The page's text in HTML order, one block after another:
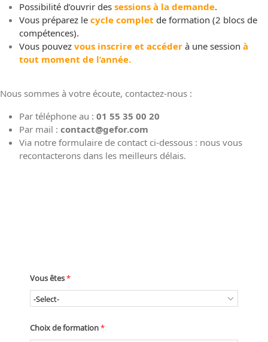
Possibilité d’ouvrir des sessions à la demande.
Vous préparez le cycle complet de formation (2 blocs de
compétences).
Vous pouvez vous inscrire et accéder à une session à
tout moment de l’année.
Nous sommes à votre écoute, contactez-nous :
Par téléphone au : 01 55 35 00 20
Par mail : contact@gefor.com
Via notre formulaire de contact ci-dessous : nous vous
recontacterons dans les meilleurs délais.